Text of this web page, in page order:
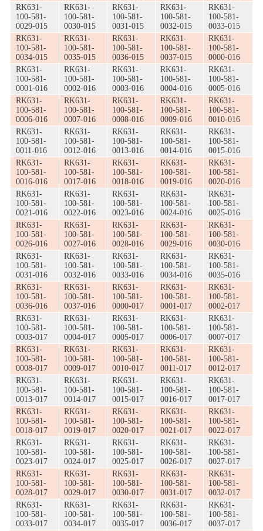
RK631-
100-581-
0029-015
RK631-
100-581-
0030-015
RK631-
100-581-
0031-015
RK631-
100-581-
0032-015
RK631-
100-581-
0033-015
RK631-
100-581-
0034-015
RK631-
100-581-
0035-015
RK631-
100-581-
0036-015
RK631-
100-581-
0037-015
RK631-
100-581-
0000-016
RK631-
100-581-
0001-016
RK631-
100-581-
0002-016
RK631-
100-581-
0003-016
RK631-
100-581-
0004-016
RK631-
100-581-
0005-016
RK631-
100-581-
0006-016
RK631-
100-581-
0007-016
RK631-
100-581-
0008-016
RK631-
100-581-
0009-016
RK631-
100-581-
0010-016
RK631-
100-581-
0011-016
RK631-
100-581-
0012-016
RK631-
100-581-
0013-016
RK631-
100-581-
0014-016
RK631-
100-581-
0015-016
RK631-
100-581-
0016-016
RK631-
100-581-
0017-016
RK631-
100-581-
0018-016
RK631-
100-581-
0019-016
RK631-
100-581-
0020-016
RK631-
100-581-
0021-016
RK631-
100-581-
0022-016
RK631-
100-581-
0023-016
RK631-
100-581-
0024-016
RK631-
100-581-
0025-016
RK631-
100-581-
0026-016
RK631-
100-581-
0027-016
RK631-
100-581-
0028-016
RK631-
100-581-
0029-016
RK631-
100-581-
0030-016
RK631-
100-581-
0031-016
RK631-
100-581-
0032-016
RK631-
100-581-
0033-016
RK631-
100-581-
0034-016
RK631-
100-581-
0035-016
RK631-
100-581-
0036-016
RK631-
100-581-
0037-016
RK631-
100-581-
0000-017
RK631-
100-581-
0001-017
RK631-
100-581-
0002-017
RK631-
100-581-
0003-017
RK631-
100-581-
0004-017
RK631-
100-581-
0005-017
RK631-
100-581-
0006-017
RK631-
100-581-
0007-017
RK631-
100-581-
0008-017
RK631-
100-581-
0009-017
RK631-
100-581-
0010-017
RK631-
100-581-
0011-017
RK631-
100-581-
0012-017
RK631-
100-581-
0013-017
RK631-
100-581-
0014-017
RK631-
100-581-
0015-017
RK631-
100-581-
0016-017
RK631-
100-581-
0017-017
RK631-
100-581-
0018-017
RK631-
100-581-
0019-017
RK631-
100-581-
0020-017
RK631-
100-581-
0021-017
RK631-
100-581-
0022-017
RK631-
100-581-
0023-017
RK631-
100-581-
0024-017
RK631-
100-581-
0025-017
RK631-
100-581-
0026-017
RK631-
100-581-
0027-017
RK631-
100-581-
0028-017
RK631-
100-581-
0029-017
RK631-
100-581-
0030-017
RK631-
100-581-
0031-017
RK631-
100-581-
0032-017
RK631-
100-581-
0033-017
RK631-
100-581-
0034-017
RK631-
100-581-
0035-017
RK631-
100-581-
0036-017
RK631-
100-581-
0037-017